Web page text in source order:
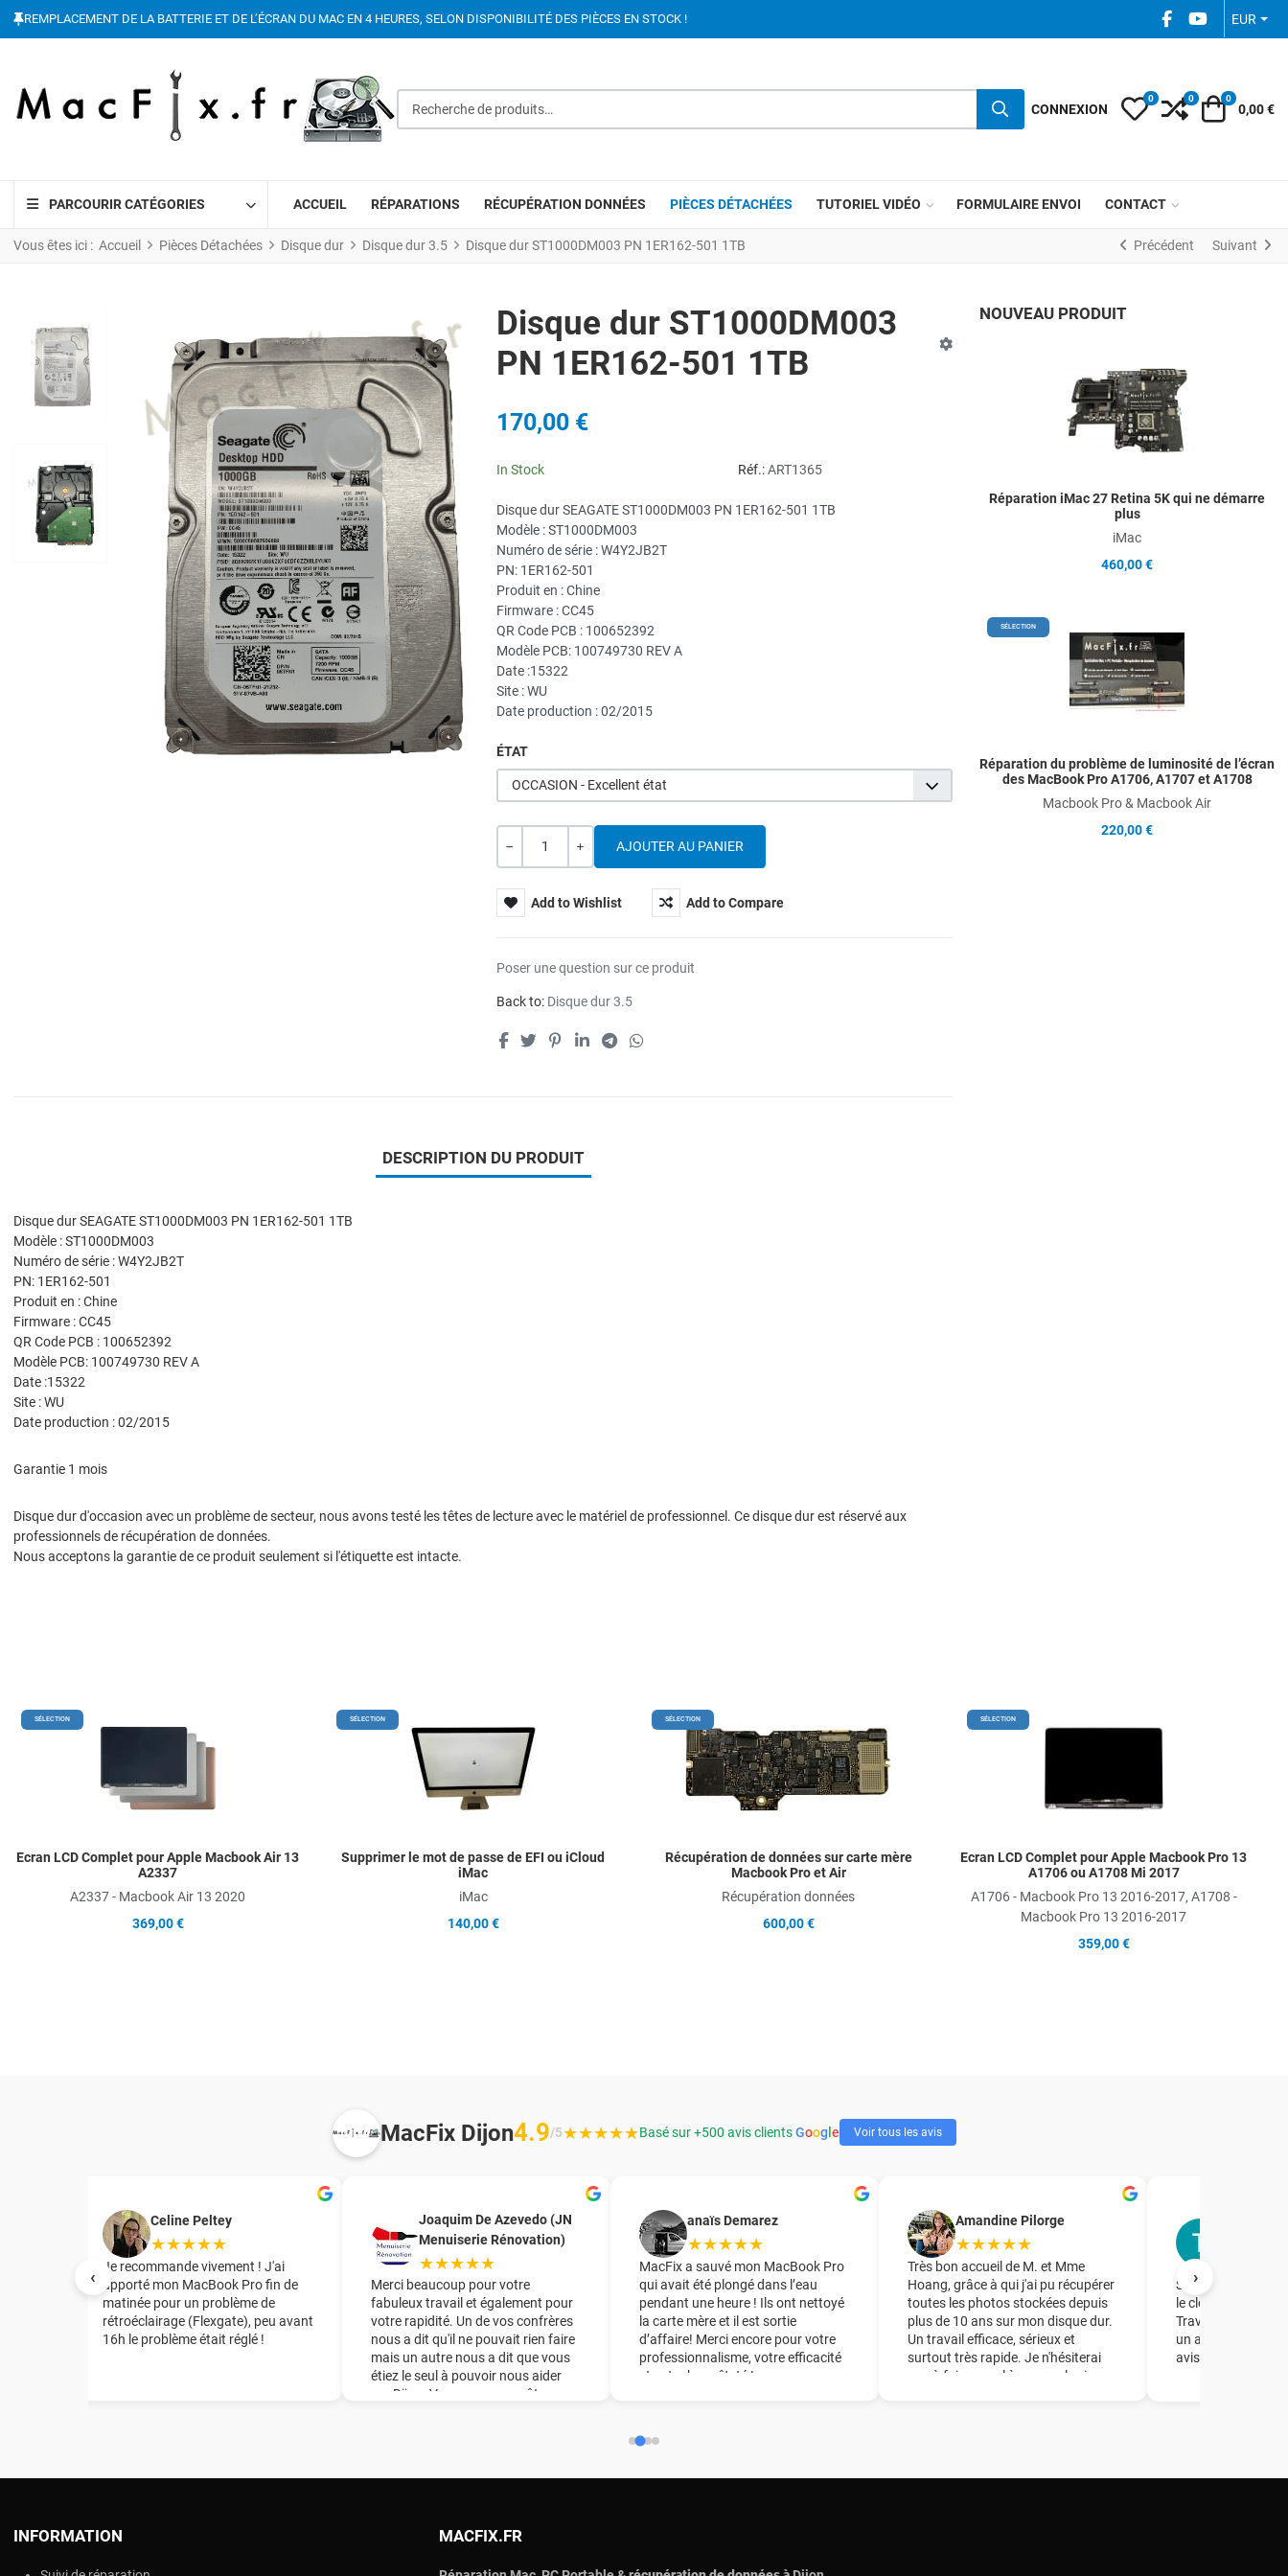
REMPLACEMENT DE LA BATTERIE ET DE L’ÉCRAN DU MAC EN 4 HEURES, SELON DISPONIBILITÉ DES PIÈCES EN STOCK ! FACEBOOK
YOUTUBE
EUR
CONNEXION My Wishlist
0 Compare
0 Votre
0
0,00 €
PARCOURIR CATÉGORIES ACCUEIL RÉPARATIONS RÉCUPÉRATION DONNÉES PIÈCES DÉTACHÉES TUTORIEL VIDÉO FORMULAIRE ENVOI CONTACT
Vous êtes ici : Accueil Pièces Détachées Disque dur Disque dur 3.5 Disque dur ST1000DM003 PN 1ER162-501 1TB Précédent Suivant
Disque dur ST1000DM003
PN 1ER162-501 1TB
170,00 €
In Stock Réf.:ART1365
Disque dur SEAGATE ST1000DM003 PN 1ER162-501 1TB
Modèle : ST1000DM003
Numéro de série : W4Y2JB2T
PN: 1ER162-501
Produit en : Chine
Firmware : CC45
QR Code PCB : 100652392
Modèle PCB: 100749730 REV A
Date :15322
Site : WU
Date production : 02/2015
ÉTAT
OCCASION - Excellent état
Quantité
Add to Wishlist Add to Compare
Poser une question sur ce produit
Back to: Disque dur 3.5
DESCRIPTION DU PRODUIT
Disque dur SEAGATE ST1000DM003 PN 1ER162-501 1TB
Modèle : ST1000DM003
Numéro de série : W4Y2JB2T
PN: 1ER162-501
Produit en : Chine
Firmware : CC45
QR Code PCB : 100652392
Modèle PCB: 100749730 REV A
Date :15322
Site : WU
Date production : 02/2015
Garantie 1 mois
Disque dur d'occasion avec un problème de secteur, nous avons testé les têtes de lecture avec le matériel de professionnel. Ce disque dur est réservé aux
professionnels de récupération de données.
Nous acceptons la garantie de ce produit seulement si l'étiquette est intacte.
NOUVEAU PRODUIT
Réparation iMac 27 Retina 5K qui ne démarre
plus
iMac
460,00 €
SÉLECTION
Réparation du problème de luminosité de l’écran
des MacBook Pro A1706, A1707 et A1708
Macbook Pro & Macbook Air
220,00 €
SÉLECTION Add to Wishlist
Ecran LCD Complet pour Apple Macbook Air 13
A2337
A2337 - Macbook Air 13 2020
369,00 €
SÉLECTION Add to Wishlist
Add to Compare
Supprimer le mot de passe de EFI ou iCloud
iMac
iMac
140,00 €
SÉLECTION Add to Wishlist
Récupération de données sur carte mère
Macbook Pro et Air
Récupération données
600,00 €
SÉLECTION
Ecran LCD Complet pour Apple Macbook Pro 13
A1706 ou A1708 Mi 2017
A1706 - Macbook Pro 13 2016-2017, A1708 -
Macbook Pro 13 2016-2017
359,00 €
‹ ›
MacFix Dijon4.9/5★★★★★Basé sur +500 avis clientsGoog e Voir tous les avis
Celine Peltey
★★★★★
Je recommande vivement ! J'ai
apporté mon MacBook Pro fin de
matinée pour un problème de
rétroéclairage (Flexgate), peu avant
16h le problème était réglé !
Joaquim De Azevedo (JN
Menuiserie Rénovation)
★★★★★
Merci beaucoup pour votre
fabuleux travail et également pour
votre rapidité. Un de vos confrères
nous a dit qu'il ne pouvait rien faire
mais un autre nous a dit que vous
étiez le seul à pouvoir nous aider
sur Dijon. Vous nous avez ôter une
anaïs Demarez
★★★★★
MacFix a sauvé mon MacBook Pro
qui avait été plongé dans l’eau
pendant une heure ! Ils ont nettoyé
la carte mère et il est sortie
d’affaire! Merci encore pour votre
professionnalisme, votre efficacité
et votre honnêteté !
Amandine Pilorge
★★★★★
Très bon accueil de M. et Mme
Hoang, grâce à qui j'ai pu récupérer
toutes les photos stockées depuis
plus de 10 ans sur mon disque dur.
Un travail efficace, sérieux et
surtout très rapide. Je n'hésiterai
pas à faire appel à ce couple si
Société à laquelle
le clonage d'un
Travail parfait en
un accueil de
avisés.
INFORMATION MACFIX.FR